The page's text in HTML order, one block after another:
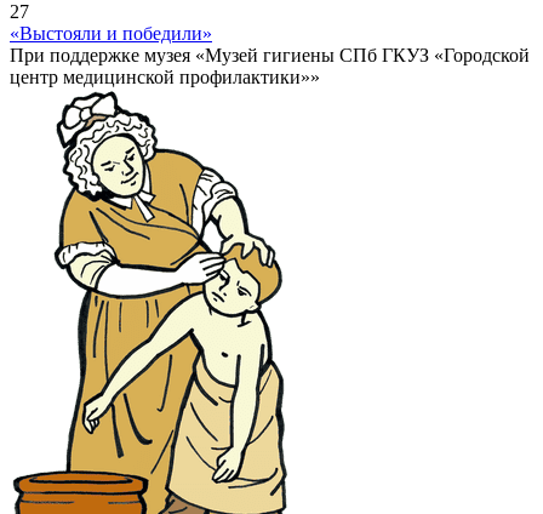
27
«Выстояли и победили»
При поддержке музея «Музей гигиены СПб ГКУЗ «Городской
центр медицинской профилактики»»